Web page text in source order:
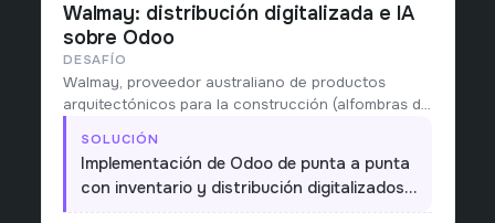
Walmay: distribución digitalizada e IA
sobre Odoo
DESAFÍO
Walmay, proveedor australiano de productos
arquitectónicos para la construcción (alfombras de
antideslizantes y accesorios de estacionamiento)
desde 1978, gestionaba distribución, inventario y
compras con procesos manuales.
SOLUCIÓN
Implementación de Odoo de punta a punta
con inventario y distribución digitalizados,
más un componente de IA que apoya la